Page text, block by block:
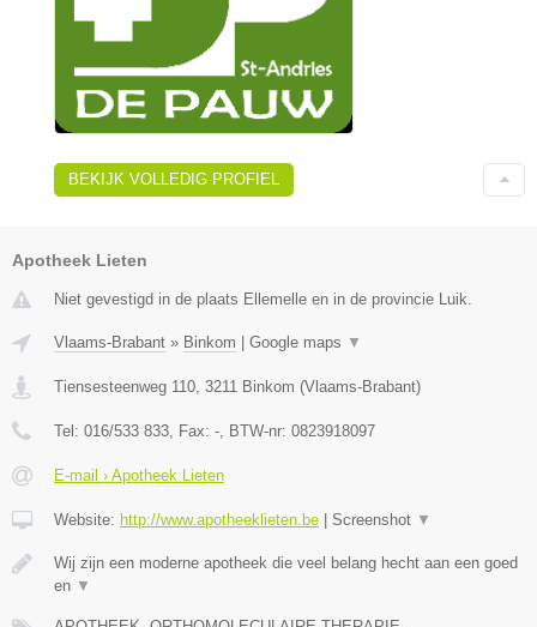
BEKIJK VOLLEDIG PROFIEL
Apotheek Lieten
Niet gevestigd in de plaats Ellemelle en in de provincie Luik.
Vlaams-Brabant » Binkom Google maps ▼
Tiensesteenweg 110 3211 Binkom (Vlaams-Brabant)
Tel: 016/533 833 , Fax: - , BTW-nr: 0823918097
E-mail › Apotheek Lieten
Website: http://www.apotheeklieten.be Screenshot ▼
Wij zijn een moderne apotheek die veel belang hecht aan een goed
en ▼